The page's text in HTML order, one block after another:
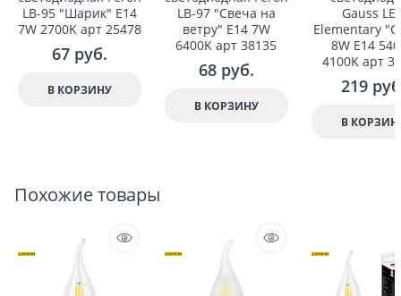
LB-95 "Шарик" E14
7W 2700K арт 25478
67 руб.
В КОРЗИНУ
LB-97 "Свеча на
ветру" E14 7W
6400K арт 38135
68 руб.
В КОРЗИНУ
Gauss
Elementary
8W E14
4100K арт
219
В
Похожие товары